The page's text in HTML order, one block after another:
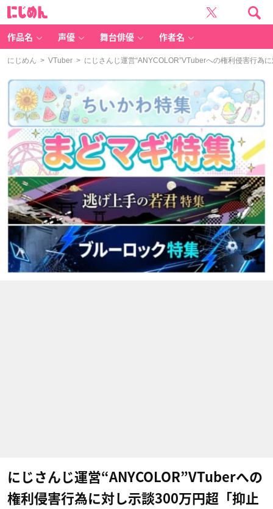
作品名 声優 舞台俳優 作者名
にじめん > VTuber > にじさんじ運営“ANYCOLOR”VTuberへの権利侵害行為
にじさんじ運営“ANYCOLOR”VTuberへの
権利侵害行為に対し示談300万円超「抑止